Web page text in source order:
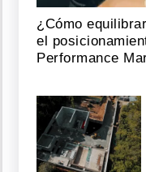
¿Cómo
el
Performance